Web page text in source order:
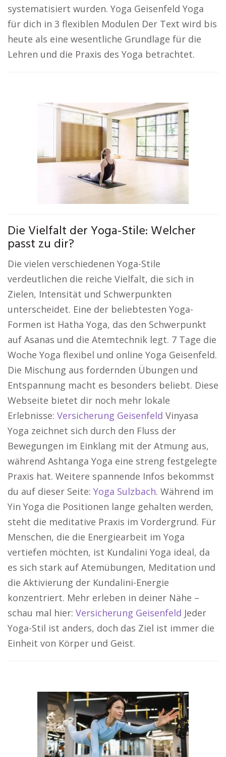
systematisiert wurden. Yoga Geisenfeld Yoga
für dich in 3 flexiblen Modulen Der Text wird bis
heute als eine wesentliche Grundlage für die
Lehren und die Praxis des Yoga betrachtet.
Die Vielfalt der Yoga-Stile: Welcher
passt zu dir?
Die vielen verschiedenen Yoga-Stile
verdeutlichen die reiche Vielfalt, die sich in
Zielen, Intensität und Schwerpunkten
unterscheidet. Eine der beliebtesten Yoga-
Formen ist Hatha Yoga, das den Schwerpunkt
auf Asanas und die Atemtechnik legt. 7 Tage die
Woche Yoga flexibel und online Yoga Geisenfeld.
Die Mischung aus fordernden Übungen und
Entspannung macht es besonders beliebt. Diese
Webseite bietet dir noch mehr lokale
Erlebnisse: Versicherung Geisenfeld Vinyasa
Yoga zeichnet sich durch den Fluss der
Bewegungen im Einklang mit der Atmung aus,
während Ashtanga Yoga eine streng festgelegte
Praxis hat. Weitere spannende Infos bekommst
du auf dieser Seite: Yoga Sulzbach. Während im
Yin Yoga die Positionen lange gehalten werden,
steht die meditative Praxis im Vordergrund. Für
Menschen, die die Energiearbeit im Yoga
vertiefen möchten, ist Kundalini Yoga ideal, da
es sich stark auf Atemübungen, Meditation und
die Aktivierung der Kundalini-Energie
konzentriert. Mehr erleben in deiner Nähe –
schau mal hier: Versicherung Geisenfeld Jeder
Yoga-Stil ist anders, doch das Ziel ist immer die
Einheit von Körper und Geist.